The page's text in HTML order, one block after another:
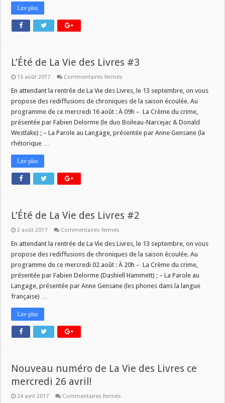
Lire plus
L’Été de La Vie des Livres #3
15 août 2017 Commentaires fermés
de
Vie
des
Livres
#3
En attendant la rentrée de La Vie des Livres, le 13 septembre, on vous
propose des rediffusions de chroniques de la saison écoulée. Au
programme de ce mercredi 16 août : À 09h – La Crème du crime,
présentée par Fabien Delorme (le duo Boileau-Narcejac & Donald
Westlake) ; – La Parole au Langage, présentée par Anne Gensane (la
rhétorique …
Lire plus
L’Été de La Vie des Livres #2
2 août 2017 Commentaires fermés
de
Vie
des
Livres
#2
En attendant la rentrée de La Vie des Livres, le 13 septembre, on vous
propose des rediffusions de chroniques de la saison écoulée. Au
programme de ce mercredi 02 août : À 20h – La Crème du crime,
présentée par Fabien Delorme (Dashiell Hammett) ; – La Parole au
Langage, présentée par Anne Gensane (les phones dans la langue
française) …
Lire plus
Nouveau numéro de La Vie des Livres ce
mercredi 26 avril!
24 avril 2017 Commentaires fermés